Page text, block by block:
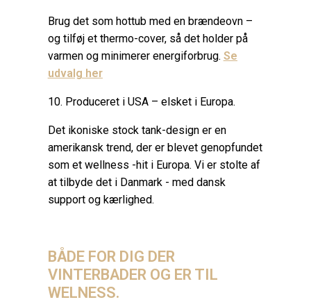
Brug det som hottub med en brændeovn –
og tilføj et thermo-cover, så det holder på
varmen og minimerer energiforbrug. Se
udvalg her
10. Produceret i USA – elsket i Europa.
Det ikoniske stock tank-design er en
amerikansk trend, der er blevet genopfundet
som et wellness -hit i Europa. Vi er stolte af
at tilbyde det i Danmark - med dansk
support og kærlighed.
BÅDE FOR DIG DER
VINTERBADER OG ER TIL
WELNESS.